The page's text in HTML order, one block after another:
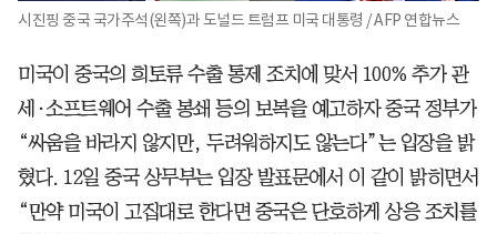
시진핑 중국 국가주석(왼쪽)과 도널드 트럼프 미국 대통령 / AFP 연합뉴스
미국이 중국의 희토류 수출 통제 조치에 맞서 100% 추가 관
세·소프트웨어 수출 봉쇄 등의 보복을 예고하자 중국 정부가
“싸움을 바라지 않지만, 두려워하지도 않는다”는 입장을 밝
혔다. 12일 중국 상무부는 입장 발표문에서 이 같이 밝히면서
“만약 미국이 고집대로 한다면 중국은 단호하게 상응 조치를